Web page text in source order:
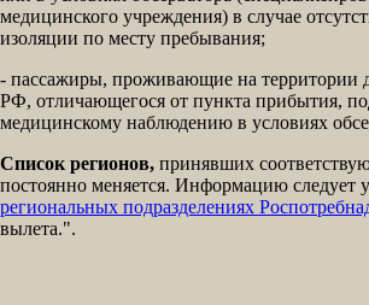
медицинского учреждения) в случае
изоляции по месту пребывания;
- пассажиры, проживающие на территории
РФ, отличающегося от пункта прибытия,
медицинскому наблюдению в условиях
Список регионов, принявших
постоянно меняется. Информацию следует
региональных подразделениях
вылета.".